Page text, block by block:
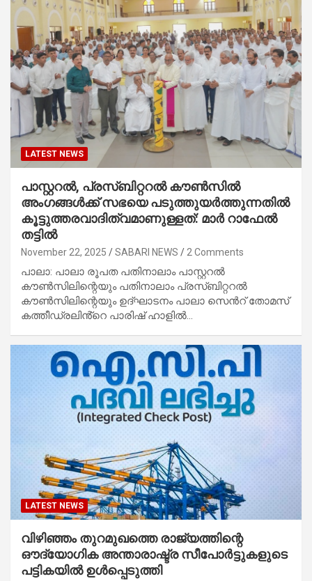
LATEST NEWS
പാസ്റ്ററൽ, പ്രസ്ബിറ്ററൽ കൗൺസിൽ
അംഗങ്ങൾക്ക് സഭയെ പടുത്തുയർത്തുന്നതിൽ
കൂട്ടുത്തരവാദിത്വമാണുള്ളത്: മാർ റാഫേൽ
തട്ടിൽ
November 22, 2025 SABARI NEWS 2 Comments
പാലാ: പാലാ രൂപത പതിനാലാം പാസ്റ്ററൽ
കൗൺസിലിന്റെയും പതിനാലാം പ്രസ്ബിറ്ററൽ
കൗൺസിലിന്റെയും ഉദ്‌ഘാടനം പാലാ സെൻറ് തോമസ്
കത്തീഡ്രലിൻ്റെ പാരിഷ് ഹാളിൽ…
LATEST NEWS
വിഴിഞ്ഞം തുറമുഖത്തെ രാജ്യത്തിന്റെ
ഔദ്യോഗിക അന്താരാഷ്ട്ര സീപോർട്ടുകളുടെ
പട്ടികയിൽ ഉൾപ്പെടുത്തി